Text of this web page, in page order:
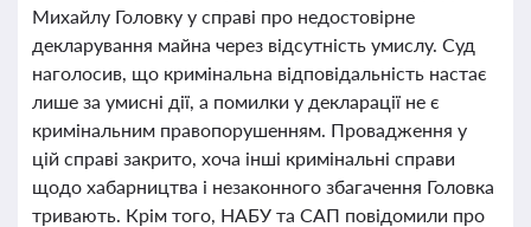
Михайлу Головку у справі про недостовірне
декларування майна через відсутність умислу. Суд
наголосив, що кримінальна відповідальність настає
лише за умисні дії, а помилки у декларації не є
кримінальним правопорушенням. Провадження у
цій справі закрито, хоча інші кримінальні справи
щодо хабарництва і незаконного збагачення Головка
тривають. Крім того, НАБУ та САП повідомили про